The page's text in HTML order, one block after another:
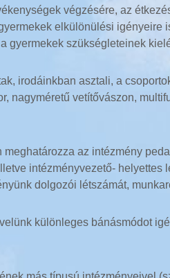
végzésére, az
elkülönülési igényeire
gyermekek szükségleteinek
irodáinkban asztali, a
nagyméretű vetítővászon,
az intézmény
intézményvezető- helyettes
dolgozói létszámát,
különleges bánásmódot